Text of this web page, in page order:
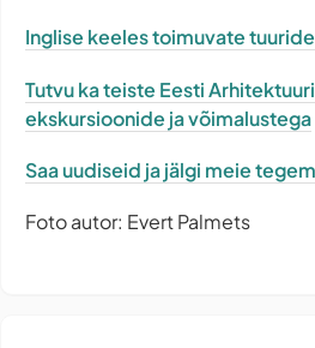
Inglise keeles toimuvate
Tutvu ka teiste Eesti
ekskursioonide ja võimalustega
Saa uudiseid ja jälgi meie
Foto autor: Evert Palmets